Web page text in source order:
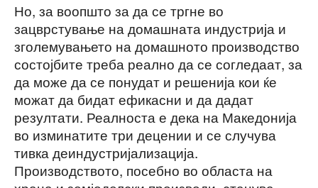
Но, за воопшто за да се тргне во
зацврстување на домашната индустрија и
зголемувањето на домашното производство
состојбите треба реално да се согледаат, за
да може да се понудат и решенија кои ќе
можат да бидат ефикасни и да дадат
резултати. Реалноста е дека на Македонија
во изминатите три децении и се случува
тивка деиндустријализација.
Производството, посебно во областа на